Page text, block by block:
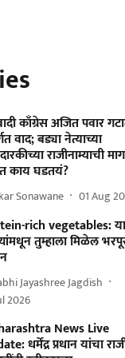
काँग्रेस अजित पवार
वाद; बड्या नेत्याच्या
राजीनाम्याची
काय घडतयं?
Sonawane 01 Aug
rich vegetables:
तुम्हाला मिळेल
Jayashree Jagdish
2026
News Live
धर्मेंद्र प्रधान यांचा